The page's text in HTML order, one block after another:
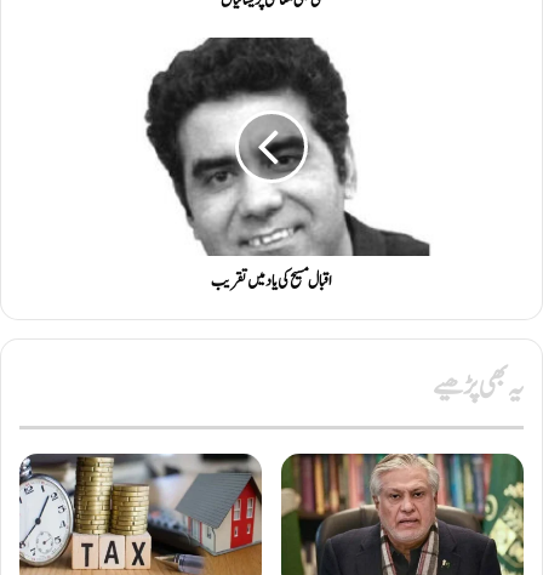
اقبال مسیح کی یاد میں تقریب
یہ بھی پڑھیے